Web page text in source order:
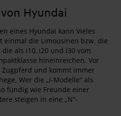
Hyundai
eines Hyundai kann Vieles
einmal die Limousinen bzw. die
als i10, i20 und i30 vom
hineinreichen. Vor
und kommt immer
Wer die „i-Modelle“ als
fündig wie Freunde einer
steigen in eine „N“-